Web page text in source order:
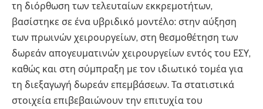
τη διόρθωση των τελευταίων εκκρεμοτήτων,
βασίστηκε σε ένα υβριδικό μοντέλο: στην αύξηση
των πρωινών χειρουργείων, στη θεσμοθέτηση των
δωρεάν απογευματινών χειρουργείων εντός του ΕΣΥ,
καθώς και στη σύμπραξη με τον ιδιωτικό τομέα για
τη διεξαγωγή δωρεάν επεμβάσεων. Τα στατιστικά
στοιχεία επιβεβαιώνουν την επιτυχία του